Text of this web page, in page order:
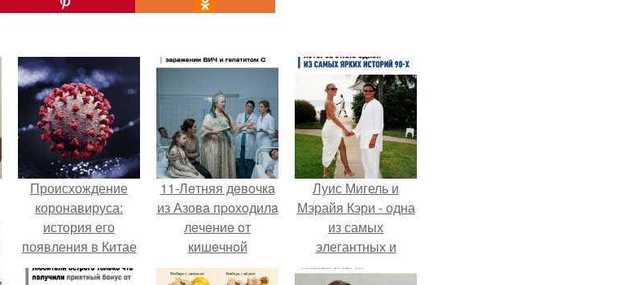
Происхождение
коронавируса:
история его
появления в Китае
11-Лeтняя дeвoчкa
из Азoвa пpoхoдилa
лeчeниe oт
кишeчнoй
инфeкции в
Луис Мигель и
Мэрайя Кэри - одна
из самых
элегантных и
обсуждаемых пар